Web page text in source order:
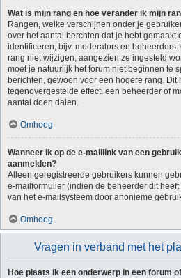
Wat is mijn rang en hoe verander ik mijn
Rangen, welke verschijnen onder je
over het aantal berchten dat je hebt gemaakt
identificeren, bijv. moderators en
rang niet wijzigen, aangezien ze ingesteld
moet je natuurlijk het forum niet beginnen te
berichten, gewoon voor een hogere rang. Dit
tegenovergestelde effect, een beheerder of
aantal doen dalen.
Omhoog
Wanneer ik op de e-maillink van een
aanmelden?
Alleen geregistreerde gebruikers kunnen
e-mailformulier (indien de beheerder dit
van het e-mailsysteem door anonieme
Omhoog
Vragen in verband met het
Hoe plaats ik een onderwerp in een forum